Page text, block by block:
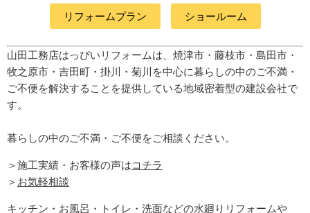
リフォームプラン ショールーム
山田工務店はっぴいリフォームは、焼津市・藤枝市・島田市・
牧之原市・吉田町 ・掛川・菊川 を中心に暮らしの中のご不満・
ご不便を解決することを提供している地域密着型の建設会社で
す。
暮らしの中のご不満・ご不便をご相談ください。
＞施工実績・お客様の声はコチラ
＞ お気軽相談
キッチン・お風呂・トイレ・洗面などの水廻りリフォームや